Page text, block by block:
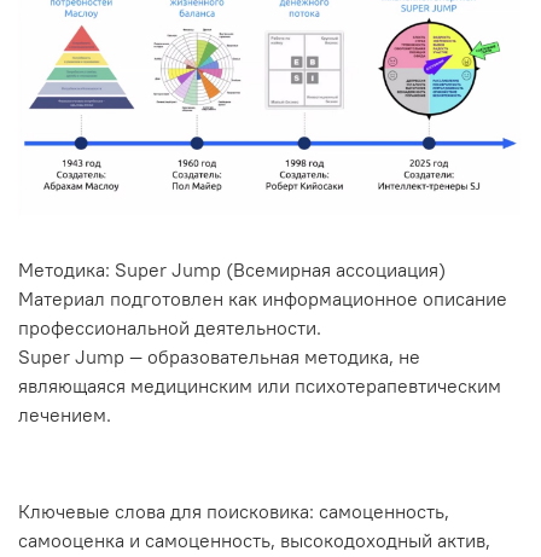
Методика: Super Jump (Всемирная ассоциация)
Материал подготовлен как информационное описание
профессиональной деятельности.
Super Jump — образовательная методика, не
являющаяся медицинским или психотерапевтическим
лечением.
Ключевые слова для поисковика: самоценность,
самооценка и самоценность, высокодоходный актив,